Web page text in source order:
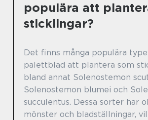
populära att
sticklingar?
Det finns många populära
palettblad att plantera som
bland annat Solenostemon
Solenostemon blumei och
succulentus. Dessa sorter har
mönster och bladställningar,